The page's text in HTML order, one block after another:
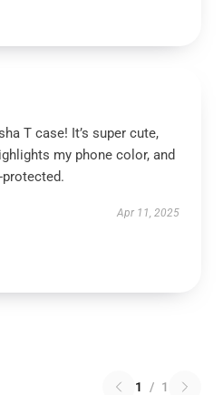
T case! It’s super cute,
my phone color, and
Apr 11, 2025
1 / 1